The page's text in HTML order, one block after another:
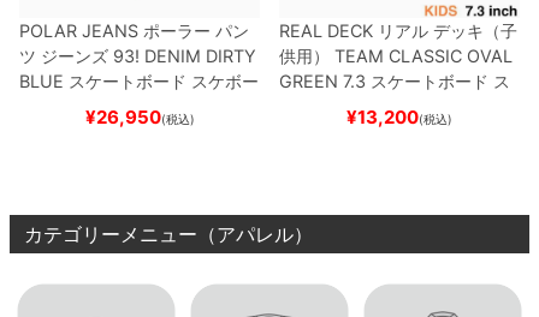
POLAR JEANS ポーラー パン
ツ ジーンズ 93! DENIM DIRTY
BLUE スケートボード スケボー
¥26,950(税込)
REAL DECK リアル デッキ（子
供用）
TEAM CLASSIC OVAL
GREEN 7.3 スケートボード ス
¥13,200(税込)
カテゴリーメニュー（アパレル）